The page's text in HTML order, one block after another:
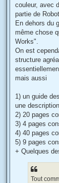
couleur, avec
partie de
En dehors du
même chose
Works".
On est
structure
mais aussi
1) un guide
une
2) 20 pages
3) 4 pages
4) 40 pages
5) 9 pages
+ Quelques
Tout